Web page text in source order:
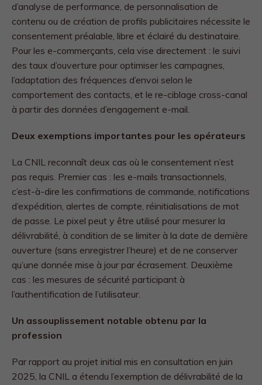
d’analyse de performance, de personnalisation de
contenu ou de création de profils publicitaires nécessite le
consentement préalable, libre et éclairé du destinataire.
Pour les e-commerçants, cela vise directement : le suivi
des taux d’ouverture pour optimiser les campagnes,
l’adaptation des fréquences d’envoi selon le
comportement des contacts, et le re-ciblage cross-canal
à partir des données d’engagement e-mail.
Deux exemptions importantes pour les opérateurs
La CNIL reconnaît deux cas où le consentement n’est
pas requis. Premier cas : les e-mails transactionnels,
c’est-à-dire les confirmations de commande, notifications
d’expédition, alertes de compte, réinitialisations de mot
de passe. Le pixel peut y être utilisé pour mesurer la
délivrabilité, à condition de se limiter à la date de dernière
ouverture (sans enregistrer l’heure) et de ne conserver
qu’une donnée mise à jour par écrasement. Deuxième
cas : les mesures de sécurité participant à
l’authentification de l’utilisateur.
Un assouplissement notable obtenu par la
profession
Par rapport au projet initial mis en consultation en juin
2025, la CNIL a étendu l’exemption de délivrabilité de la